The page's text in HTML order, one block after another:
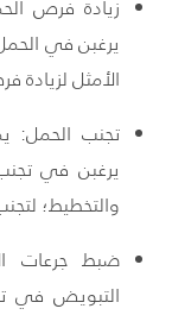
زيادة فرص
يرغبن في
الأمثل لزيادة
تجنب الحمل:
يرغبن في
والتخطيط؛
ضبط جرعات
التبويض في